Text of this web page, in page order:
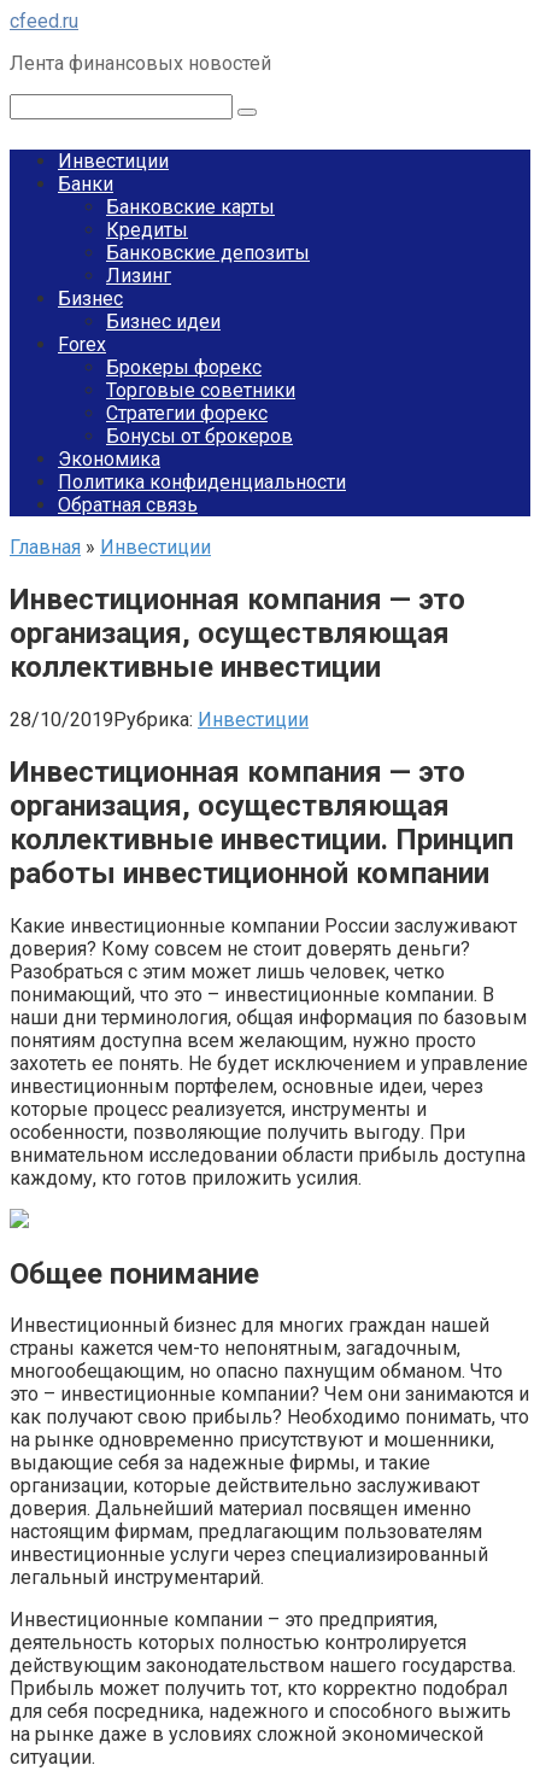
Перейти
контенту
cfeed.ru
Лента финансовых новостей
Инвестиции
Банки
Банковские карты
Кредиты
Банковские депозиты
Лизинг
Бизнес
Бизнес идеи
Forex
Брокеры форекс
Торговые советники
Стратегии форекс
Бонусы от брокеров
Экономика
Политика конфиденциальности
Обратная связь
Главная » Инвестиции
Инвестиционная компания — это
организация, осуществляющая
коллективные инвестиции
28/10/2019Рубрика: Инвестиции
Инвестиционная компания — это
организация, осуществляющая
коллективные инвестиции. Принцип
работы инвестиционной компании
Какие инвестиционные компании России заслуживают
доверия? Кому совсем не стоит доверять деньги?
Разобраться с этим может лишь человек, четко
понимающий, что это – инвестиционные компании. В
наши дни терминология, общая информация по базовым
понятиям доступна всем желающим, нужно просто
захотеть ее понять. Не будет исключением и управление
инвестиционным портфелем, основные идеи, через
которые процесс реализуется, инструменты и
особенности, позволяющие получить выгоду. При
внимательном исследовании области прибыль доступна
каждому, кто готов приложить усилия.
Общее понимание
Инвестиционный бизнес для многих граждан нашей
страны кажется чем-то непонятным, загадочным,
многообещающим, но опасно пахнущим обманом. Что
это – инвестиционные компании? Чем они занимаются и
как получают свою прибыль? Необходимо понимать, что
на рынке одновременно присутствуют и мошенники,
выдающие себя за надежные фирмы, и такие
организации, которые действительно заслуживают
доверия. Дальнейший материал посвящен именно
настоящим фирмам, предлагающим пользователям
инвестиционные услуги через специализированный
легальный инструментарий.
Инвестиционные компании – это предприятия,
деятельность которых полностью контролируется
действующим законодательством нашего государства.
Прибыль может получить тот, кто корректно подобрал
для себя посредника, надежного и способного выжить
на рынке даже в условиях сложной экономической
ситуации.